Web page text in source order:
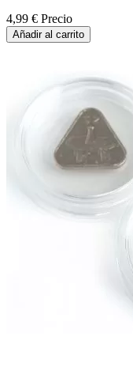
4,99 € Precio
Añadir al carrito